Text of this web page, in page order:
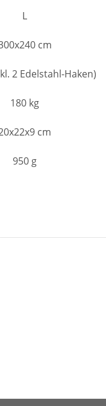
L
cm
2 Edelstahl-Haken)
180 kg
cm
950 g